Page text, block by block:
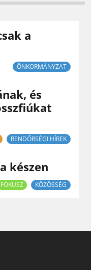
a
ÖNKORMÁNYZAT
és
RENDŐRSÉGI HÍREK
készen
FÓKUSZ KÖZÖSSÉG